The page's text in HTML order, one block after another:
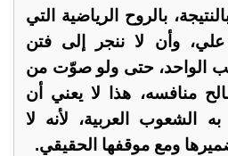
بالروح الرياضية التي
علي، وأن لا ننجر إلى فتن
الواحد، حتى ولو صوّت من
منافسه، هذا لا يعني أن
الشعوب العربية، لأنه لا
ومع موقفها الحقيقي.